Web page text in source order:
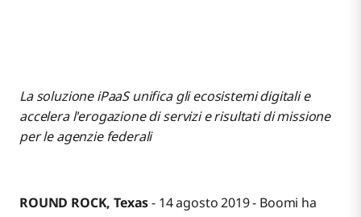
La soluzione iPaaS unifica gli ecosistemi digitali e
accelera l'erogazione di servizi e risultati di missione
per le agenzie federali
ROUND ROCK, Texas- 14 agosto 2019 - Boomi ha